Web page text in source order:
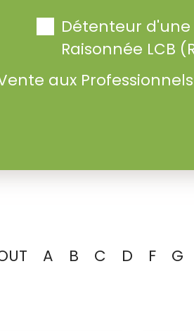
Détenteur
Raisonnée LCB
aux Professionnels
A B C D F G